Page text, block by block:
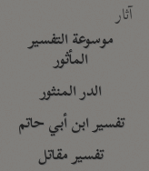
آثار
موسوعة التفسير
المأثور
الدر المنثور
تفسير ابن أبي حاتم
تفسير مقاتل